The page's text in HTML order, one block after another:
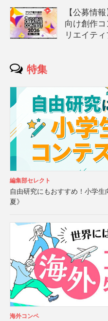
【公募情
向け創作
リエイテ
特集
編集部セレクト
自由研究にもおすすめ！小学
夏》
海外コンペ